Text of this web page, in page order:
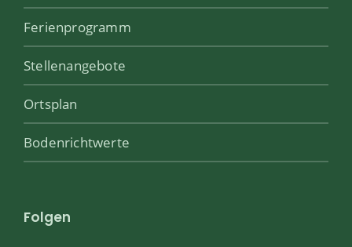
Ferienprogramm
Stellenangebote
Ortsplan
Bodenrichtwerte
Folgen